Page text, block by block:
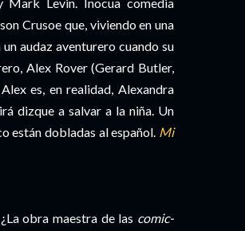
Crusoe que, viviendo en una
audaz aventurero cuando su
Alex Rover (Gerard Butler,
es, en realidad, Alexandra
dizque a salvar a la niña. Un
están dobladas al español. Mi
obra maestra de las comic-